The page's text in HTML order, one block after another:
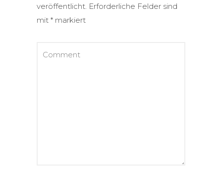
veröffentlicht. Erforderliche Felder sind
mit * markiert